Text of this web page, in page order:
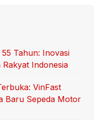
Tahun: Inovasi
Indonesia
VinFast
Baru Sepeda Motor